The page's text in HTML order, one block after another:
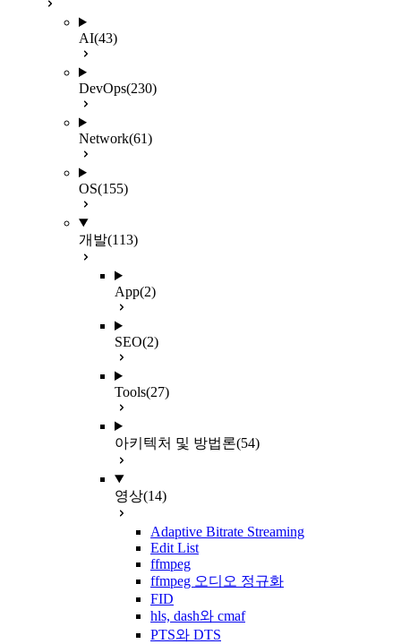
AI(43)
DevOps(230)
Network(61)
OS(155)
개발(113)
App(2)
SEO(2)
Tools(27)
아키텍처 및 방법론(54)
영상(14)
Adaptive Bitrate Streaming
Edit List
ffmpeg
ffmpeg 오디오 정규화
FID
hls, dash와 cmaf
PTS와 DTS